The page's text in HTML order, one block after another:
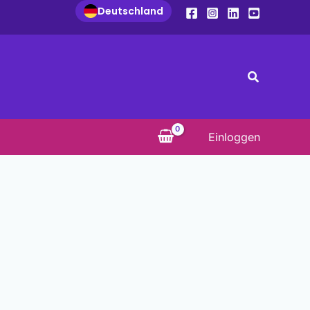
Deutschland
Suchen
Einloggen